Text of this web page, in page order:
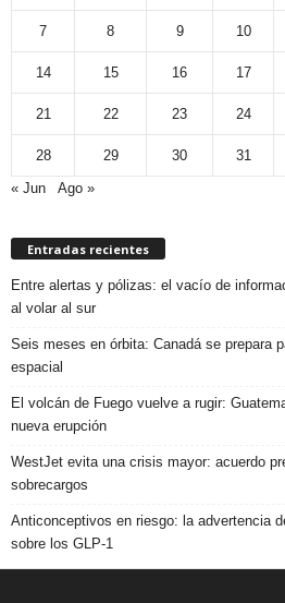
7 8 9 10
14 15 16 17
21 22 23 24
28 29 30
31
« Jun
Ago »
Entradas recientes
Entre alertas y pólizas: el vacío de
al volar al sur
Seis meses en órbita: Canadá se prepara
espacial
El volcán de Fuego vuelve a rugir:
nueva erupción
WestJet evita una crisis mayor: acuerdo
sobrecargos
Anticonceptivos en riesgo: la advertencia
sobre los GLP-1